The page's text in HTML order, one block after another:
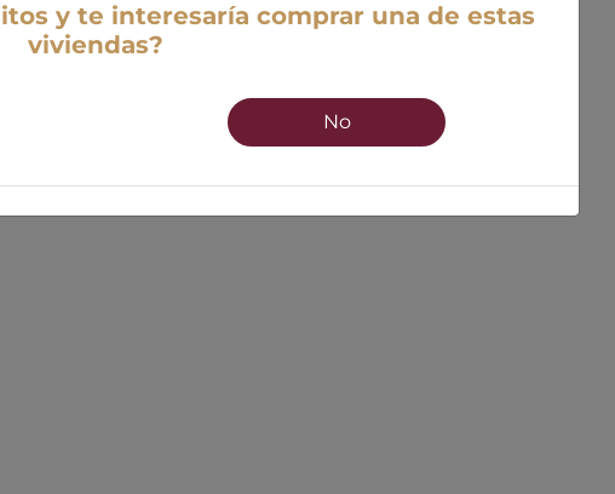
y te interesaría comprar una de estas
viviendas?
No